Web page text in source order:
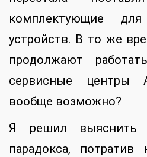
комплектующие
устройств. В то же
продолжают
сервисные центры
вообще возможно?
Я решил выяснить
парадокса,